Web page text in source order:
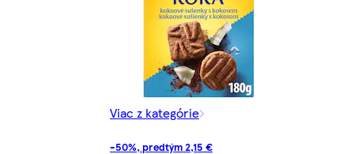
Viac z kategórie
-50%, predtým 2,15 €